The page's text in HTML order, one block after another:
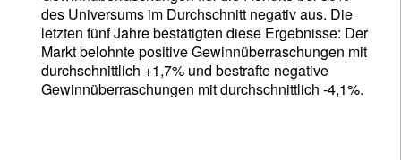
des Universums im Durchschnitt negativ aus. Die
letzten fünf Jahre bestätigten diese Ergebnisse: Der
Markt belohnte positive Gewinnüberraschungen mit
durchschnittlich +1,7% und bestrafte negative
Gewinnüberraschungen mit durchschnittlich -4,1%.